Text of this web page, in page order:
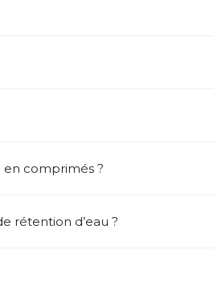
comprimés ?
rétention d’eau ?